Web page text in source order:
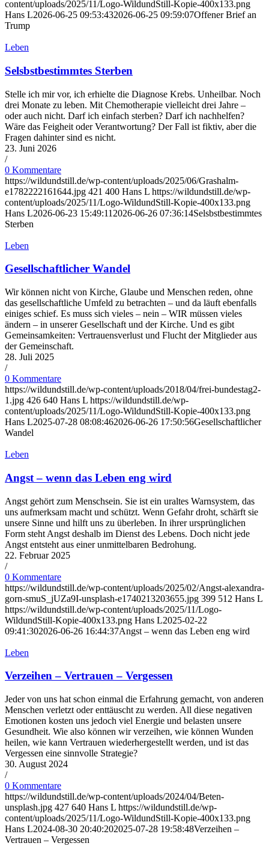
content/uploads/2025/11/Logo-WildundStill-Kopie-400x133.png
Hans L2026-06-25 09:53:432026-06-25 09:59:07Offener Brief an
Trump
Leben
Selsbstbestimmtes Sterben
Stelle ich mir vor, ich erhielte die Diagnose Krebs. Unheilbar. Noch
drei Monate zu leben. Mit Chemotherapie vielleicht drei Jahre –
oder auch nicht. Darf ich einfach sterben? Darf ich nachhelfen?
Wäre das Feigheit oder Verantwortung? Der Fall ist fiktiv, aber die
Fragen dahinter sind es nicht.
23. Juni 2026
/
0 Kommentare
https://wildundstill.de/wp-content/uploads/2025/06/Grashalm-
e1782222161644.jpg 421 400 Hans L https://wildundstill.de/wp-
content/uploads/2025/11/Logo-WildundStill-Kopie-400x133.png
Hans L2026-06-23 15:49:11 2026-06-26 07:36:14Selsbstbestimmtes
Sterben
Leben
Gesellschaftlicher Wandel
Wir können nicht von Kirche, Glaube und Menschen reden, ohne
das gesellschaftliche Umfeld zu betrachten – und da läuft ebenfalls
einiges schief. Es muss sich vieles – nein – WIR müssen vieles
ändern – in unserer Gesellschaft und der Kirche. Und es gibt
Gemeinsamkeiten: Vertrauensverlust und Flucht der Mitglieder aus
der Gemeinschaft.
28. Juli 2025
/
0 Kommentare
https://wildundstill.de/wp-content/uploads/2018/04/frei-bundestag2-
1.jpg 426 640 Hans L https://wildundstill.de/wp-
content/uploads/2025/11/Logo-WildundStill-Kopie-400x133.png
Hans L2025-07-28 08:08:462026-06-26 17:50:56Gesellschaftlicher
Wandel
Leben
Angst – wenn das Leben eng wird
Angst gehört zum Menschsein. Sie ist ein uraltes Warnsystem, das
uns aufmerksam macht und schützt. Wenn Gefahr droht, schärft sie
unsere Sinne und hilft uns zu überleben. In ihrer ursprünglichen
Form steht Angst deshalb im Dienst des Lebens. Doch nicht jede
Angst entsteht aus einer unmittelbaren Bedrohung.
22. Februar 2025
/
0 Kommentare
https://wildundstill.de/wp-content/uploads/2025/02/Angst-alexandra-
gorn-smuS_jUZa9I-unsplash-e1740213203655.jpg 399 512 Hans L
https://wildundstill.de/wp-content/uploads/2025/11/Logo-
WildundStill-Kopie-400x133.png Hans L2025-02-22
09:41:302026-06-26 16:44:37Angst – wenn das Leben eng wird
Leben
Verzeihen – Vertrauen – Vergessen
Jeder von uns hat schon einmal die Erfahrung gemacht, von anderen
Menschen verletzt oder enttäuscht zu werden. All diese negativen
Emotionen kosten uns jedoch viel Energie und belasten unsere
Gesundheit. Wie also können wir verzeihen, wie können Wunden
heilen, wie kann Vertrauen wiederhergestellt werden, und ist das
Vergessen eine sinnvolle Strategie?
30. August 2024
/
0 Kommentare
https://wildundstill.de/wp-content/uploads/2024/04/Beten-
unsplash.jpg 427 640 Hans L https://wildundstill.de/wp-
content/uploads/2025/11/Logo-WildundStill-Kopie-400x133.png
Hans L2024-08-30 20:40:202025-07-28 19:58:48Verzeihen –
Vertrauen – Vergessen